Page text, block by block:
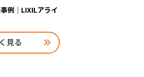
例｜LIXILアライ
見る